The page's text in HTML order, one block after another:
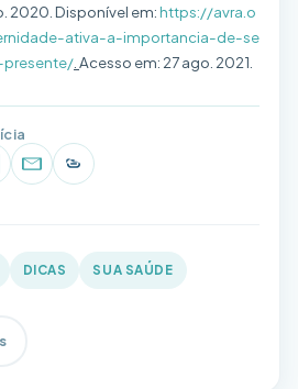
2020. Disponível em:https://avra.o
ativa-a-importancia-de-se
Acesso em: 27 ago. 2021.
E-mailCopiar link
DICAS SUA SAÚDE